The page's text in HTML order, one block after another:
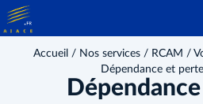
Accueil / Nos services / RCAM /
Dépendance et